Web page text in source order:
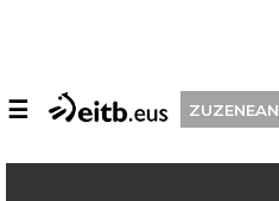
☰ ZUZENEAN